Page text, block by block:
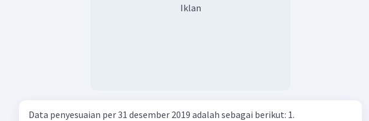
Iklan
Data penyesuaian per 31 desember 2019 adalah sebagai berikut: 1.